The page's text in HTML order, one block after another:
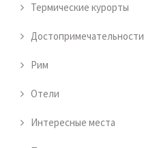
Термические курорты
Достопримечательности
Рим
Отели
Интересные места